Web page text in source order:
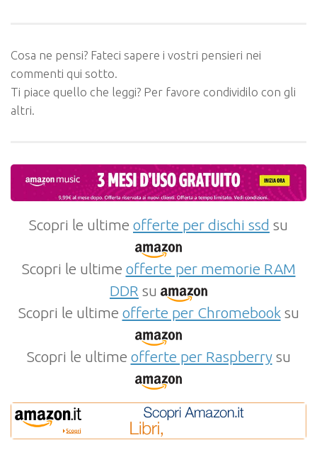
Cosa ne pensi? Fateci sapere i vostri pensieri nei
commenti qui sotto.
Ti piace quello che leggi? Per favore condividilo con gli
altri.
Scopri le ultime offerte per dischi ssd su
Scopri le ultime offerte per memorie RAM
DDR su
Scopri le ultime offerte per Chromebooksu
Scopri le ultime offerte per Raspberrysu